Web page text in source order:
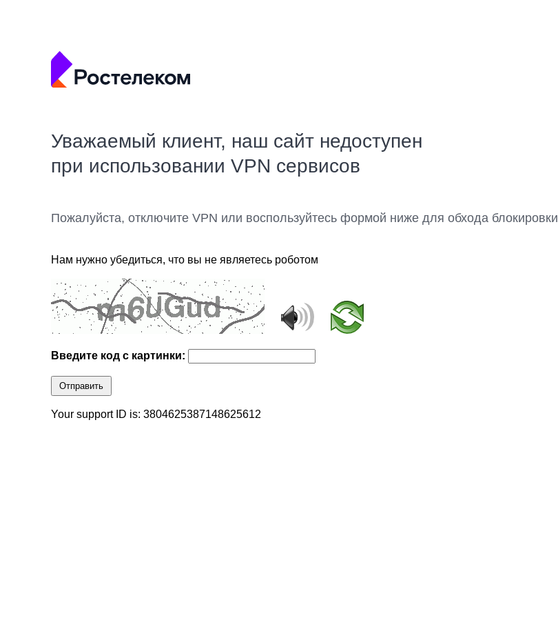
Уважаемый клиент, наш сайт недоступен
при использовании VPN сервисов
Пожалуйста, отключите VPN или воспользуйтесь формой ниже для обхода блокировки
Нам нужно убедиться, что вы не являетесь роботом
Введите код с картинки:
Отправить
Your support ID is: 3804625387148625612